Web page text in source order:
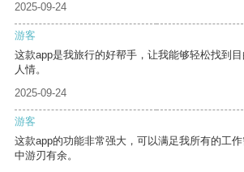
2025-09-24
游客
这款app是我旅行的好帮手，让我能够轻松找到
人情。
2025-09-24
游客
这款app的功能非常强大，可以满足我所有的工
中游刃有余。